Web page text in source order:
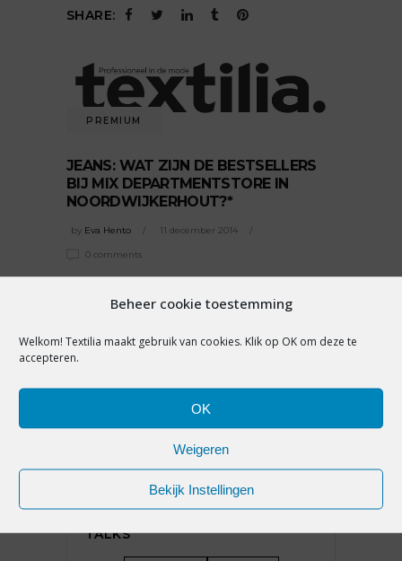
Beheer cookie toestemming
Welkom! Textilia maakt gebruik van cookies. Klik op OK om deze te
accepteren.
OK
Weigeren
Bekijk Instellingen
SHARE:
PREMIUM
JEANS: WAT ZIJN DE BESTSELLERS
BIJ MIX DEPARTMENTSTORE IN
NOORDWIJKERHOUT?*
by Eva Hento 11 december 2014
0 comments
READ MORE
SHARE:
TALKS